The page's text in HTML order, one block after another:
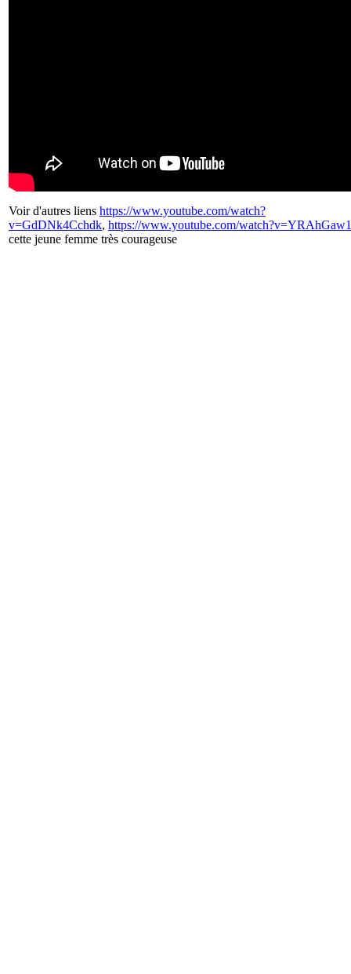
Voir d'autres liens https://www.youtube.com/watch?
v=GdDNk4Cchdk, https://www.youtube.com/
cette jeune femme très courageuse